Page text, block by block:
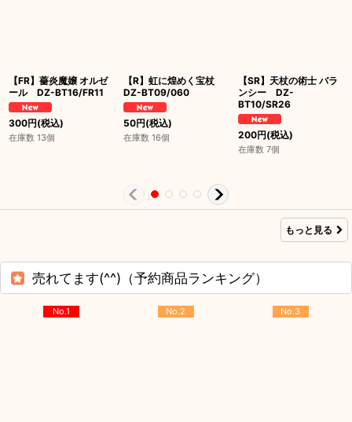
【FR】薔炎魔嬢 オルゼ
ール DZ-BT16/FR11
300円(税込)
在庫数 13個
【R】虹に煌めく宝杖
DZ-BT09/060
50円(税込)
在庫数 16個
【SR】天杖の術士 バラ
ンシー DZ-
BT10/SR26
200円(税込)
在庫数 7個
もっと見る
売れてます(^^)（予約商品ランキング）
No.1 No.2 No.3